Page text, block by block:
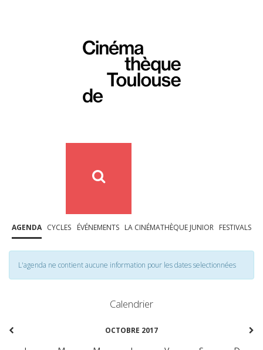
AGENDA CYCLES ÉVÉNEMENTS LA CINÉMATHÈQUE JUNIOR FESTIVALS
L'agenda ne contient aucune information pour les dates selectionnées
Calendrier
OCTOBRE 2017